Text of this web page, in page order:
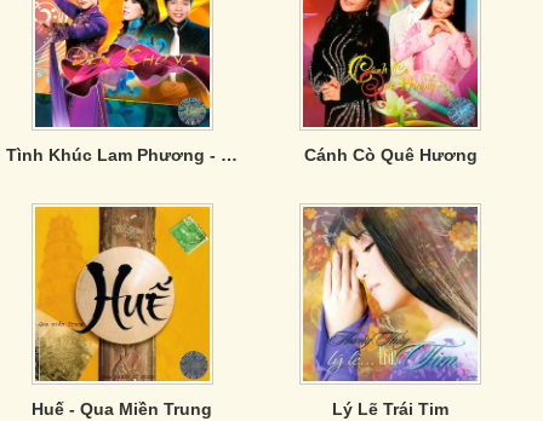
Tình Khúc Lam Phương - Đèn Khuya Cánh Cò Quê Hương
Huế - Qua Miền Trung Lý Lẽ Trái Tim